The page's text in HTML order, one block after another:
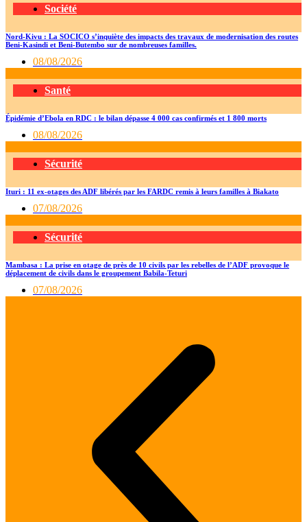
Société
Nord-Kivu : La SOCICO s’inquiète des impacts des travaux de modernisation des routes
Beni-Kasindi et Beni-Butembo sur de nombreuses familles.
08/08/2026
Santé
Épidémie d’Ebola en RDC : le bilan dépasse 4 000 cas confirmés et 1 800 morts
08/08/2026
Sécurité
Ituri : 11 ex-otages des ADF libérés par les FARDC remis à leurs familles à Biakato
07/08/2026
Sécurité
Mambasa : La prise en otage de près de 10 civils par les rebelles de l’ADF provoque le
déplacement de civils dans le groupement Babila-Teturi
07/08/2026